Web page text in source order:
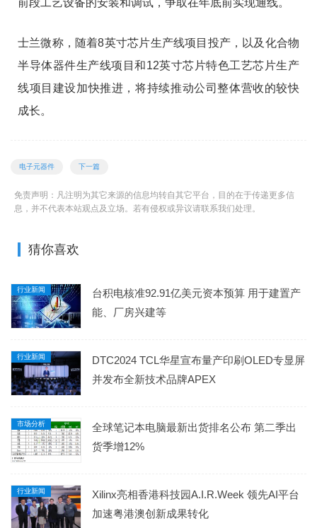
前段工艺设备的安装和调试，争取在年底前实现通线。
士兰微称，随着8英寸芯片生产线项目投产，以及化合物
半导体器件生产线项目和12英寸芯片特色工艺芯片生产
线项目建设加快推进，将持续推动公司整体营收的较快
成长。
电子元器件 下一篇
免责声明：凡注明为其它来源的信息均转自其它平台，目的在于传递更多信
息，并不代表本站观点及立场。若有侵权或异议请联系我们处理。
猜你喜欢
行业新闻
台积电核准92.91亿美元资本预算 用于建置产
能、厂房兴建等
行业新闻
DTC2024 TCL华星宣布量产印刷OLED专显屏
并发布全新技术品牌APEX
市场分析
全球笔记本电脑最新出货排名公布 第二季出
货季增12%
行业新闻
Xilinx亮相香港科技园A.I.R.Week 领先AI平台
加速粤港澳创新成果转化